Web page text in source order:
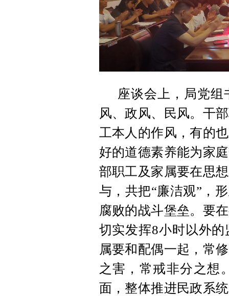
座谈会上，局党
风、政风、民风。干
工本人的作风，有的
好的道德素养能为家
部职工及家属要在思
与，共把“廉洁观”，
腐败的战斗堡垒。要
切实发挥8小时以外
属要和配偶一起，常
之害，常戒非分之想
面，整体推进民政系